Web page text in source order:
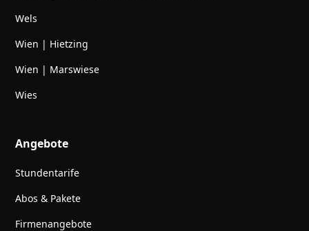
Wels
Wien | Hietzing
Wien | Marswiese
Wies
Angebote
Stundentarife
Abos & Pakete
Firmenangebote